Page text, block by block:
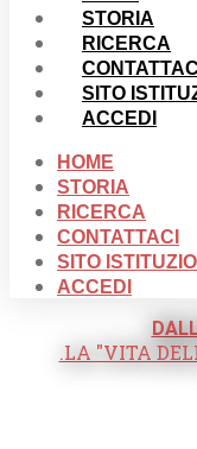
STORIA
RICERCA
CONTATTACI
SITO
ACCEDI
HOME
STORIA
RICERCA
CONTATTACI
SITO
ACCEDI
.LA "VITA